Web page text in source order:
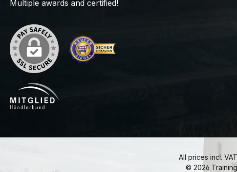
Multiple awards and certified!
All prices incl.
© 2026